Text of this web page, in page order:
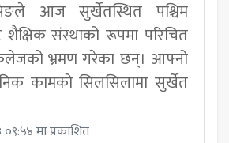
आज सुर्खेतस्थित पश्चिम
संस्थाको रूपमा परिचित
भ्रमण गरेका छन्। आफ्नो
कामको सिलसिलामा सुर्खेत
मा प्रकाशित